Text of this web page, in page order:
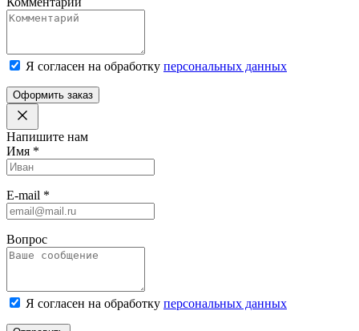
Я согласен на обработку персональных данных
Оформить заказ
Напишите нам
Имя *
E-mail *
Вопрос
Я согласен на обработку персональных данных